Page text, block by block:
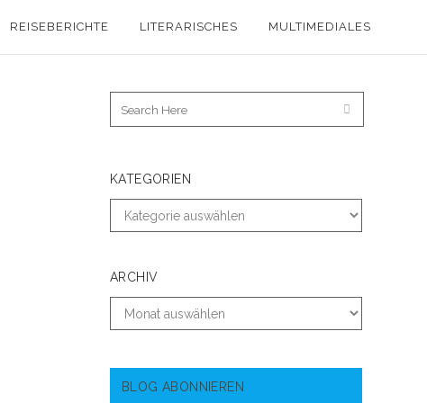
REISEBERICHTE LITERARISCHES MULTIMEDIALES
KATEGORIEN
ARCHIV
BLOG ABONNIEREN